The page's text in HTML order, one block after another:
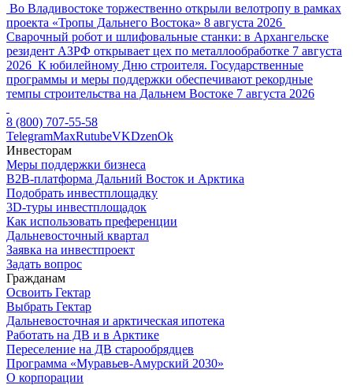
Во Владивостоке торжественно открыли велотропу в рамках
проекта «Тропы Дальнего Востока» 8 августа 2026
Сварочный робот и шлифовальные станки: в Архангельске
резидент АЗРФ открывает цех по металлообработке 7 августа
2026 К юбилейному Дню строителя. Государственные
программы и меры поддержки обеспечивают рекордные
темпы строительства на Дальнем Востоке 7 августа 2026
8 (800) 707-55-58
TelegramMaxRutubeVKDzenOk
Инвесторам
Меры поддержки бизнеса
B2B-платформа Дальний Восток и Арктика
Подобрать инвестплощадку
3D-туры инвестплощадок
Как использовать преференции
Дальневосточный квартал
Заявка на инвестпроект
Задать вопрос
Гражданам
Освоить Гектар
Выбрать Гектар
Дальневосточная и арктическая ипотека
Работать на ДВ и в Арктике
Переселение на ДВ старообрядцев
Программа «Муравьев-Амурский 2030»
О корпорации